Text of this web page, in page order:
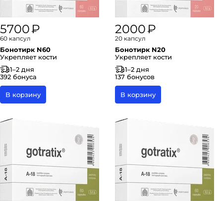
5700 ₽
60 капсул
Бонотирк N60
Укрепляет кости
1–2 дня
392 бонуса
В корзину
2000 ₽
20 капсул
Бонотирк N20
Укрепляет кости
1–2 дня
137 бонусов
В корзину